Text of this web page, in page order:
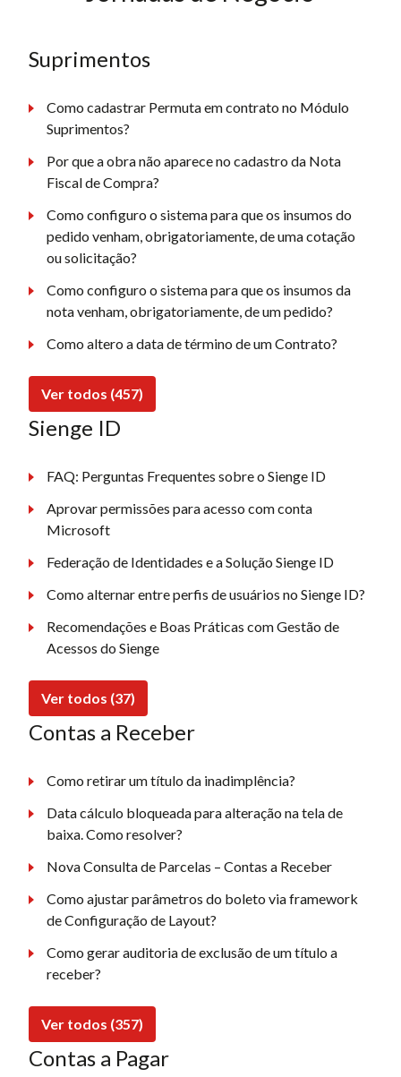
Suprimentos
Como cadastrar Permuta em contrato no Módulo
Suprimentos?
Por que a obra não aparece no cadastro da Nota
Fiscal de Compra?
Como configuro o sistema para que os insumos do
pedido venham, obrigatoriamente, de uma cotação
ou solicitação?
Como configuro o sistema para que os insumos da
nota venham, obrigatoriamente, de um pedido?
Como altero a data de término de um Contrato?
Ver todos (457)
Sienge ID
FAQ: Perguntas Frequentes sobre o Sienge ID
Aprovar permissões para acesso com conta
Microsoft
Federação de Identidades e a Solução Sienge ID
Como alternar entre perfis de usuários no Sienge ID?
Recomendações e Boas Práticas com Gestão de
Acessos do Sienge
Ver todos (37)
Contas a Receber
Como retirar um título da inadimplência?
Data cálculo bloqueada para alteração na tela de
baixa. Como resolver?
Nova Consulta de Parcelas – Contas a Receber
Como ajustar parâmetros do boleto via framework
de Configuração de Layout?
Como gerar auditoria de exclusão de um título a
receber?
Ver todos (357)
Contas a Pagar